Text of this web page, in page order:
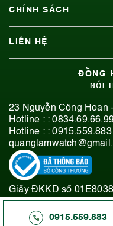
0915.559.883
CHÍNH SÁCH
LIÊN HỆ
ĐỒNG
NÓI
23 Nguyễn Công Hoan
Hotline : :
Hotline : :0915.559.883
Giấy ĐKKD số
© 2019-2026 Bản